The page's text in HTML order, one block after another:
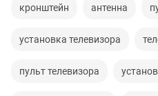
кронштейн антенна
установка телевизора
пульт телевизора